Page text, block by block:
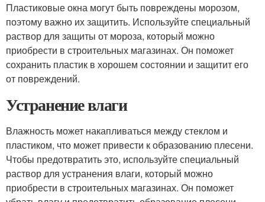
Пластиковые окна могут быть повреждены морозом,
поэтому важно их защитить. Используйте специальный
раствор для защиты от мороза, который можно
приобрести в строительных магазинах. Он поможет
сохранить пластик в хорошем состоянии и защитит его
от повреждений.
Устранение влаги
Влажность может накапливаться между стеклом и
пластиком, что может привести к образованию плесени.
Чтобы предотвратить это, используйте специальный
раствор для устранения влаги, который можно
приобрести в строительных магазинах. Он поможет